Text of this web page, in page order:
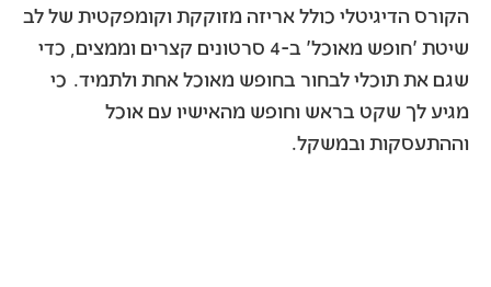
הקורס הדיגיטלי כולל אריזה מזוקקת וקומפקטית של לב
שיטת 'חופש מאוכל' ב-4 סרטונים קצרים וממצים, כדי
שגם את תוכלי לבחור בחופש מאוכל אחת ולתמיד. כי
מגיע לך שקט בראש וחופש מהאישיו עם אוכל
וההתעסקות ובמשקל.